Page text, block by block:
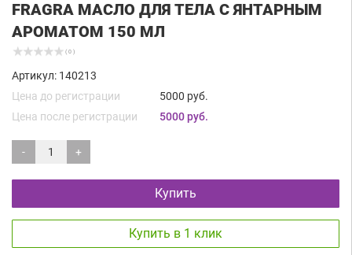
FRAGRA МАСЛО ДЛЯ ТЕЛА С ЯНТАРНЫМ
АРОМАТОМ 150 МЛ
( 0 )
Артикул: 140213
Цена до регистрации
5000 руб.
Цена после регистрации
5000 руб.
- +
Купить
Купить в 1 клик